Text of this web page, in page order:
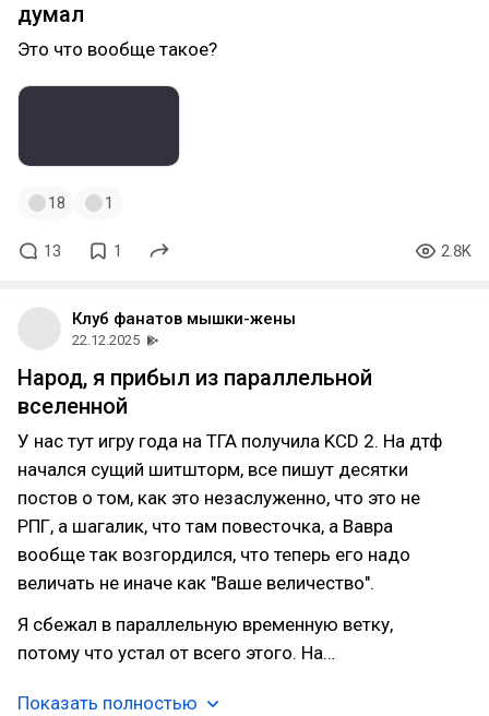
думал
Это что вообще такое?
18 1
13 1 2.8K
Клуб фанатов мышки-жены
22.12.2025
Народ, я прибыл из параллельной
вселенной
У нас тут игру года на ТГА получила KCD 2. На дтф
начался сущий шитшторм, все пишут десятки
постов о том, как это незаслуженно, что это не
РПГ, а шагалик, что там повесточка, а Вавра
вообще так возгордился, что теперь его надо
величать не иначе как "Ваше величество".
Я сбежал в параллельную временную ветку,
потому что устал от всего этого. На…
Показать полностью